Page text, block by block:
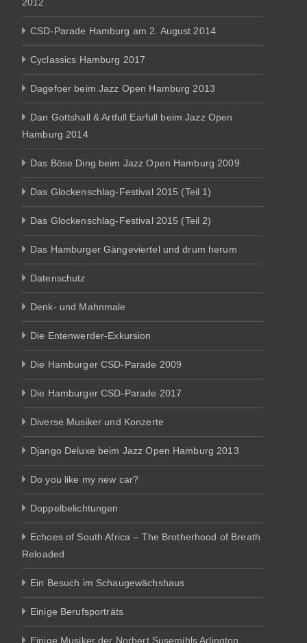
CSD-Parade Hamburg am 2. August 2014
Cyclassics Hamburg 2017
Dagefoer beim Jazz Open Hamburg 2013
Dan Gottshall & Artfull Earfull beim Jazz Open
Hamburg 2014
Das Böse Ding beim Jazz Open Hamburg 2009
Das Glockenschlag-Festival 2015 (Teil 1)
Das Glockenschlag-Festival 2015 (Teil 2)
Das Hamburger Gängeviertel und drum herum
Datenschutz
Denk- und Mahnmale
Die Entenwerder-Exkursion
Die Hamburger CSD-Parade 2009
Die Hamburger CSD-Parade 2017
Diverse Musiker und Konzerte
Django Deluxe beim Jazz Open Hamburg 2013
Do you like my new car?
Doppelbelichtungen
Echoes of South Africa – The Brotherhood of Breath
Reloaded
Ein Besuch im Schaugewächshaus
Einige Berufsporträts
Einige Musiker der Norbert Susemihls Arlington